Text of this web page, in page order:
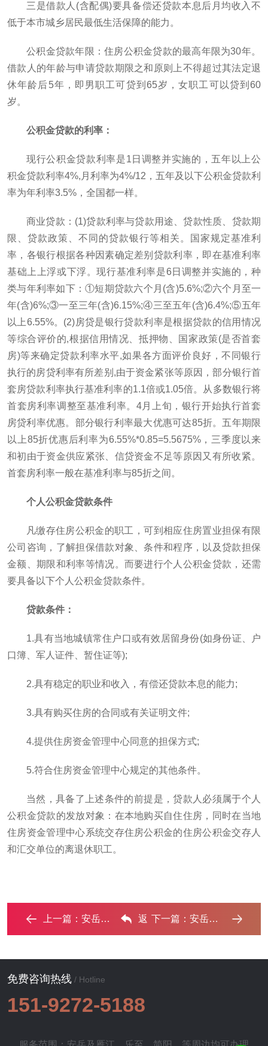
三是借款人(含配偶)要具备偿还贷款本息后月均收入不
低于本市城乡居民最低生活保障的能力。
公积金贷款年限：住房公积金贷款的最高年限为30年。
借款人的年龄与申请贷款期限之和原则上不得超过其法定退
休年龄后5年，即男职工可贷到65岁，女职工可以贷到60
岁。
公积金贷款的利率：
现行公积金贷款利率是1日调整并实施的，五年以上公
积金贷款利率4%,月利率为4%/12，五年及以下公积金贷款利
率为年利率3.5%，全国都一样。
商业贷款：(1)贷款利率与贷款用途、贷款性质、贷款期
限、贷款政策、不同的贷款银行等相关。国家规定基准利
率，各银行根据各种因素确定差别贷款利率，即在基准利率
基础上上浮或下浮。现行基准利率是6日调整并实施的，种
类与年利率如下：①短期贷款六个月(含)5.6%;②六个月至一
年(含)6%;③一至三年(含)6.15%;④三至五年(含)6.4%;⑤五年
以上6.55%。(2)房贷是银行贷款利率是根据贷款的信用情况
等综合评价的,根据信用情况、抵押物、国家政策(是否首套
房)等来确定贷款利率水平,如果各方面评价良好，不同银行
执行的房贷利率有所差别,由于资金紧张等原因，部分银行首
套房贷款利率执行基准利率的1.1倍或1.05倍。从多数银行将
首套房利率调整至基准利率。4月上旬，银行开始执行首套
房贷利率优惠。部分银行利率最大优惠可达85折。五年期限
以上85折优惠后利率为6.55%*0.85=5.5675%，三季度以来
和初由于资金供应紧张、信贷资金不足等原因又有所收紧。
首套房利率一般在基准利率与85折之间。
个人公积金贷款条件
凡缴存住房公积金的职工，可到相应住房置业担保有限
公司咨询，了解担保借款对象、条件和程序，以及贷款担保
金额、期限和利率等情况。而要进行个人公积金贷款，还需
要具备以下个人公积金贷款条件。
贷款条件：
1.具有当地城镇常住户口或有效居留身份(如身份证、户
口簿、军人证件、暂住证等);
2.具有稳定的职业和收入，有偿还贷款本息的能力;
3.具有购买住房的合同或有关证明文件;
4.提供住房资金管理中心同意的担保方式;
5.符合住房资金管理中心规定的其他条件。
当然，具备了上述条件的前提是，贷款人必须属于个人
公积金贷款的发放对象：在本地购买自住住房，同时在当地
住房资金管理中心系统交存住房公积金的住房公积金交存人
和汇交单位的离退休职工。
上一篇： 安岳住房公积金的提取条件、材料及流程有哪些？ ...‌ 返 下一篇：安岳公积金贷款条件、贷款额度以及注意事项有哪些？ ...‌
免费咨询热线 / Hotline
151-9272-5188